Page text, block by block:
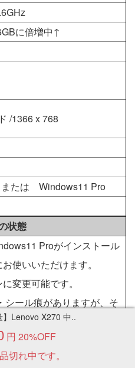
に倍増中↑
/1366 x 768
または Windows11 Pro
状態
Proがインストール
使いいただけます。
変更可能です。
シール痕がありますが、そ
す。是非ご検討くださいま
】Lenovo X270 中..
円 20%OFF
切れ中です。